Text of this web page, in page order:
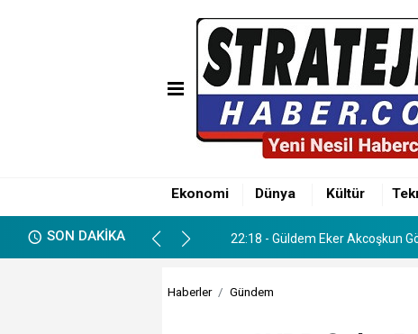
Ekonomi Dünya Kültür
SON DAKİKA
01:12 - Söker ve Göçer
01:12 - Söker ve Göçer
22:18 - Güldem Eker Akcoşkun
Haberler Gündem